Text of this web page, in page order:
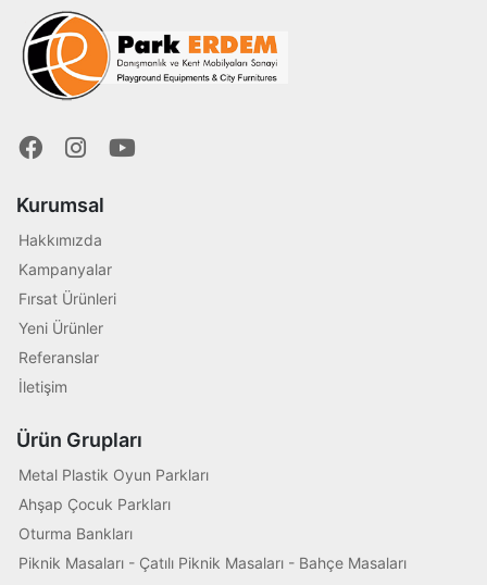
Kurumsal
Hakkımızda
Kampanyalar
Fırsat Ürünleri
Yeni Ürünler
Referanslar
İletişim
Ürün Grupları
Metal Plastik Oyun Parkları
Ahşap Çocuk Parkları
Oturma Bankları
Piknik Masaları - Çatılı Piknik Masaları - Bahçe Masaları